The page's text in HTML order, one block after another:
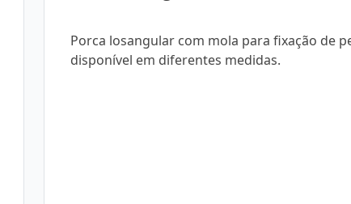
Porca losangular com mola para fixação de
disponível em diferentes medidas.